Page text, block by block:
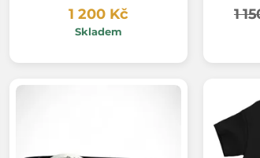
1 200 Kč
Skladem
1